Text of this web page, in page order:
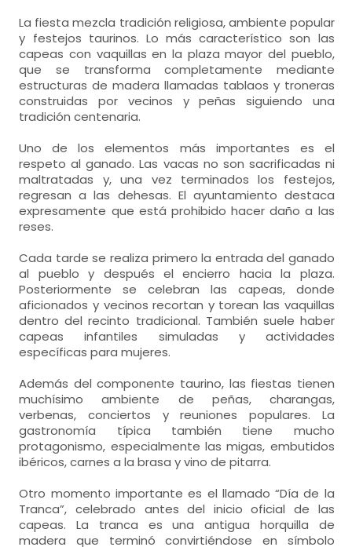
La fiesta mezcla tradición religiosa, ambiente popular
y festejos taurinos. Lo más característico son las
capeas con vaquillas en la plaza mayor del pueblo,
que se transforma completamente mediante
estructuras de madera llamadas tablaos y troneras
construidas por vecinos y peñas siguiendo una
tradición centenaria.
Uno de los elementos más importantes es el
respeto al ganado. Las vacas no son sacrificadas ni
maltratadas y, una vez terminados los festejos,
regresan a las dehesas. El ayuntamiento destaca
expresamente que está prohibido hacer daño a las
reses.
Cada tarde se realiza primero la entrada del ganado
al pueblo y después el encierro hacia la plaza.
Posteriormente se celebran las capeas, donde
aficionados y vecinos recortan y torean las vaquillas
dentro del recinto tradicional. También suele haber
capeas infantiles simuladas y actividades
específicas para mujeres.
Además del componente taurino, las fiestas tienen
muchísimo ambiente de peñas, charangas,
verbenas, conciertos y reuniones populares. La
gastronomía típica también tiene mucho
protagonismo, especialmente las migas, embutidos
ibéricos, carnes a la brasa y vino de pitarra.
Otro momento importante es el llamado “Día de la
Tranca”, celebrado antes del inicio oficial de las
capeas. La tranca es una antigua horquilla de
madera que terminó convirtiéndose en símbolo